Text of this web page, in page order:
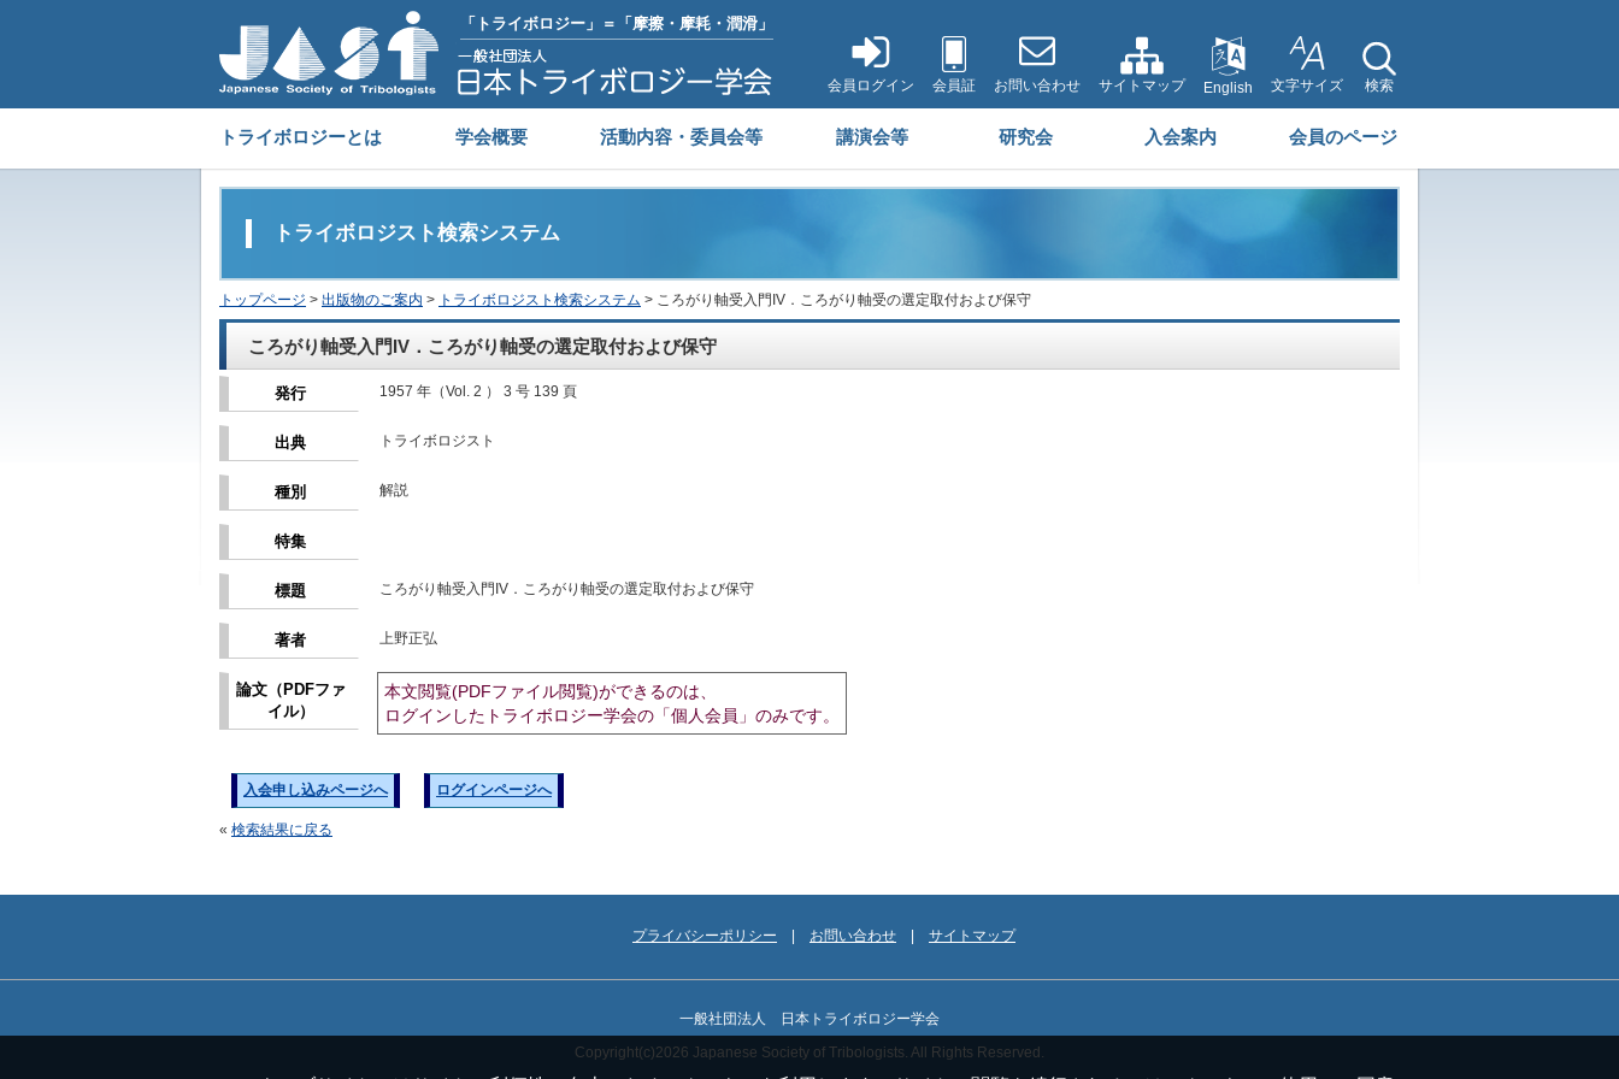
「トライボロジー」＝「摩擦・摩耗・潤滑」
会員ログイン 会員証 お問い合わせ サイトマップ English 文字サイズ 検索
トライボロジーとは 学会概要 活動内容・委員会等 講演会等 研究会 入会案内 会員のページ
トライボロジスト検索システム
トップページ > 出版物のご案内 > トライボロジスト検索システム > ころがり軸受入門IV．ころがり軸受の選定取付および保守
ころがり軸受入門IV．ころがり軸受の選定取付および保守
発行 1957 年（Vol. 2 ） 3 号 139 頁
出典 トライボロジスト
種別 解説
特集
標題 ころがり軸受入門IV．ころがり軸受の選定取付および保守
著者 上野正弘
論文（PDFファ
イル）
本文閲覧(PDFファイル閲覧)ができるのは、
ログインしたトライボロジー学会の「個人会員」のみです。
入会申し込みページへ ログインページへ
« 検索結果に戻る
プライバシーポリシー お問い合わせ サイトマップ
一般社団法人 日本トライボロジー学会
Copyright(c)2026 Japanese Society of Tribologists. All Rights Reserved.